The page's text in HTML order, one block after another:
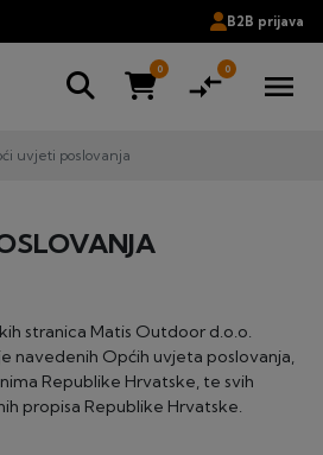
B2B prijava
0 compare_arrows0 menu
uvjeti poslovanja
stranica Matis Outdoor d.o.o.
navedenih Općih uvjeta poslovanja,
Republike Hrvatske, te svih
propisa Republike Hrvatske.